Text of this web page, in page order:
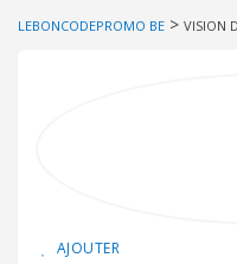
LEBONCODEPROMO BE > VISION
AJOUTER